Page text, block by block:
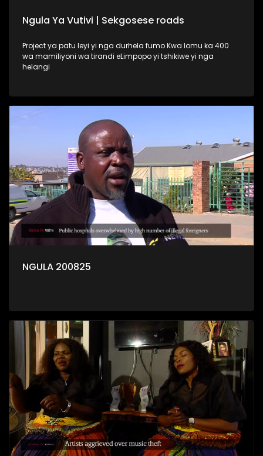
Ngula Ya Vutivi | Sekgosese roads
Project ya patu leyi yi nga durhela fumo Kwa lomu ka 400
wa mamiliyoni wa tirandi eLimpopo yi tshikiwe yi nga
helangi
NGULA 200825